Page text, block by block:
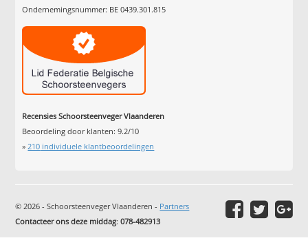
Ondernemingsnummer: BE 0439.301.815
Recensies Schoorsteenveger Vlaanderen
Beoordeling door klanten:9.2/10
»210 individuele klantbeoordelingen
© 2026 - Schoorsteenveger Vlaanderen - Partners
Contacteer ons deze middag:078-482913